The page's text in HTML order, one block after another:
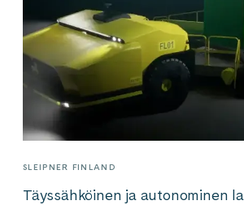
SLEIPNER FINLAND
Täyssähköinen ja autonominen